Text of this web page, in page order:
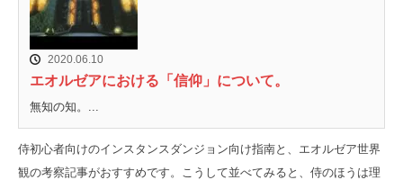
2020.06.10
エオルゼアにおける「信仰」について。
無知の知。...
侍初心者向けのインスタンスダンジョン向け指南と、エオルゼア世界
観の考察記事がおすすめです。こうして並べてみると、侍のほうは理